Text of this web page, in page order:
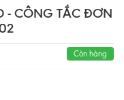
- CÔNG TẮC ĐƠN
Còn hàng